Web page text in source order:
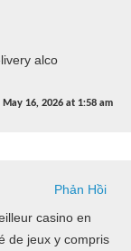
alco
May 16, 2026 at 1:58 am
Phản Hồi
casino en
de jeux y compris